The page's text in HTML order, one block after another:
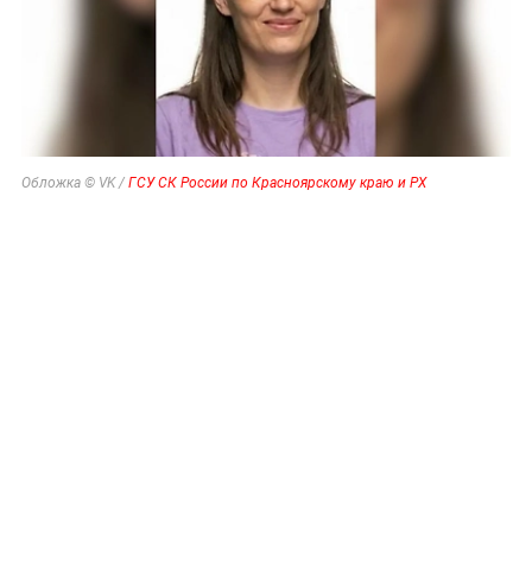
Обложка © VK / ГСУ СК России по Красноярскому краю и РХ